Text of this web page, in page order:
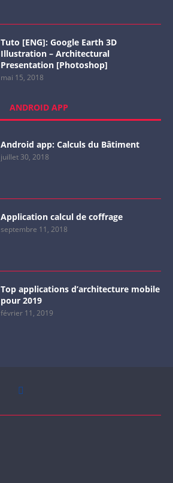
Tuto [ENG]: Google Earth 3D
Illustration – Architectural
Presentation [Photoshop]
mai 15, 2018
ANDROID APP
Android app: Calculs du Bâtiment
juillet 30, 2018
Application calcul de coffrage
septembre 11, 2018
Top applications d’architecture mobile
pour 2019
février 11, 2019